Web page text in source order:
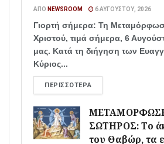
ΑΠΌ NEWSROOM 6 ΑΥΓΟΎΣΤΟΥ, 2026
Γιορτή σήμερα: Τη
Χριστού, τιμά σήμερα, 6
μας. Κατά τη διήγηση των
Κύριος...
ΠΕΡΙΣΣΌΤΕΡΑ
ΣΩΤΗΡΟΣ: Το
του Θαβώρ, τα